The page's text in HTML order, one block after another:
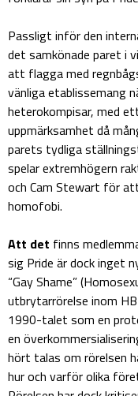
Passligt inför den
det samkönade paret i
att flagga med
vänliga etablissemang
heterokompisar, med
uppmärksamhet då
parets tydliga
spelar extremhögern
och Cam Stewart för
homofobi.
Att det finns
sig Pride är dock inget
“Gay Shame”
utbrytarrörelse inom
1990-talet som en
en
hört talas om rörelsen
hur och varför olika